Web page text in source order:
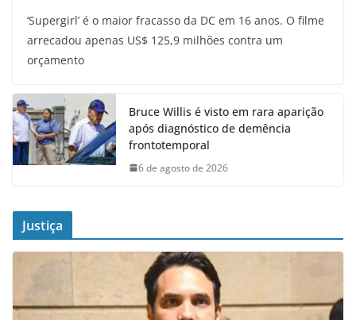
‘Supergirl’ é o maior fracasso da DC em 16 anos. O filme
arrecadou apenas US$ 125,9 milhões contra um
orçamento
Bruce Willis é visto em rara aparição
após diagnóstico de demência
frontotemporal
6 de agosto de 2026
Justiça